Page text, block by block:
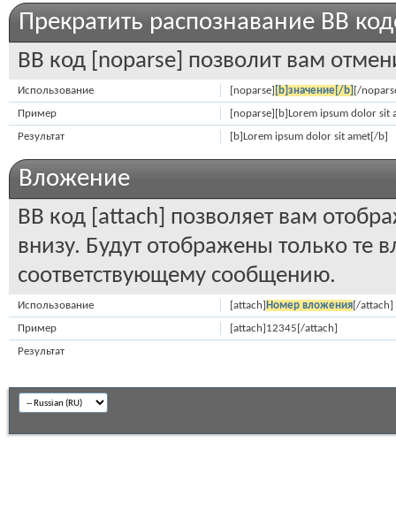
Прекратить распознавание BB
BB код [noparse] позволит вам
[noparse] [b]значение[/b] [/
Использование
[noparse][b]Lorem ipsum dolor sit
Пример
[b]Lorem ipsum dolor sit amet[/b]
Результат
Вложение
BB код [attach] позволяет вам
внизу. Будут отображены только те
соответствующему сообщению.
[attach] Номер вложения[/attach]
Использование
[attach]12345[/attach]
Пример
Результат